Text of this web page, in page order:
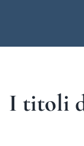
I titoli